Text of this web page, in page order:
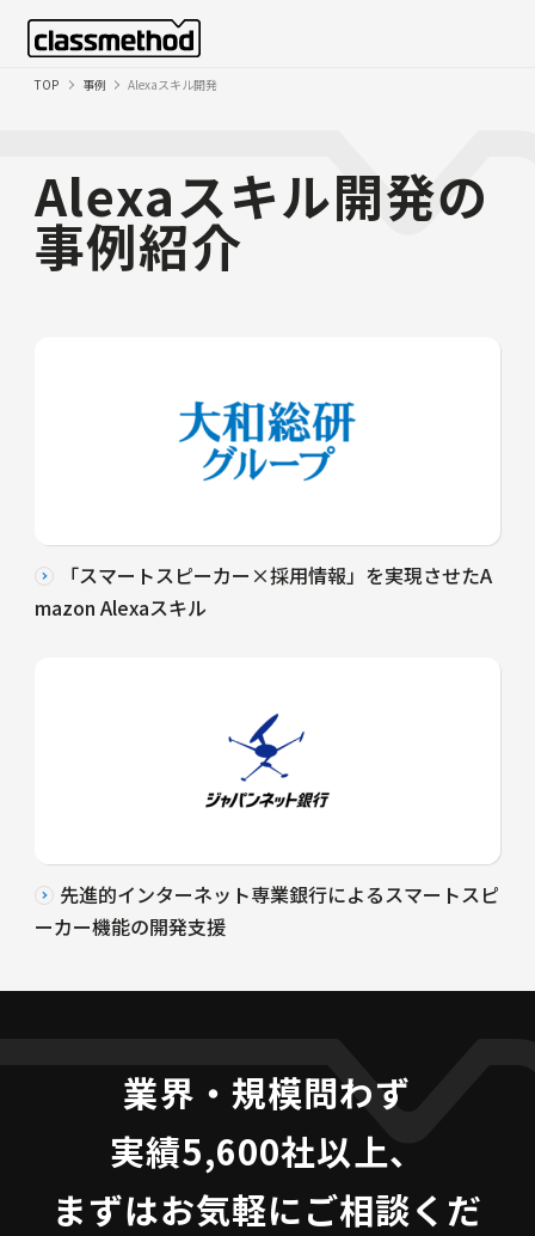
TOP 事例 Alexaスキル開発
Alexaスキル開発の
事例紹介
「スマートスピーカー×採用情報」を実現させたA
mazon Alexaスキル
先進的インターネット専業銀行によるスマートスピ
ーカー機能の開発支援
業界・規模問わず
実績5,600社以上、
まずはお気軽にご相談くだ